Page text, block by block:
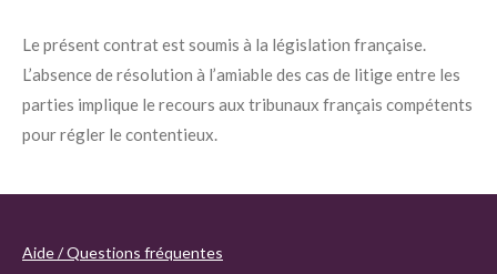
Le présent contrat est soumis à la législation française.
L’absence de résolution à l’amiable des cas de litige entre les
parties implique le recours aux tribunaux français compétents
pour régler le contentieux.
Aide / Questions fréquentes